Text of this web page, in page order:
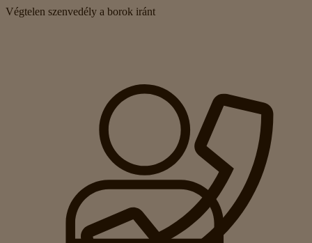
Végtelen szenvedély a borok iránt